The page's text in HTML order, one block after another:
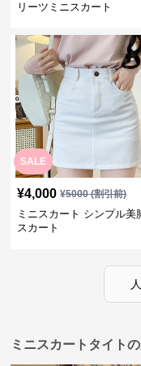
リーツミニスカート
SALE
¥4,000 ¥5000(割引前)
ミニスカート シンプル美
スカート
ミニスカートタイト